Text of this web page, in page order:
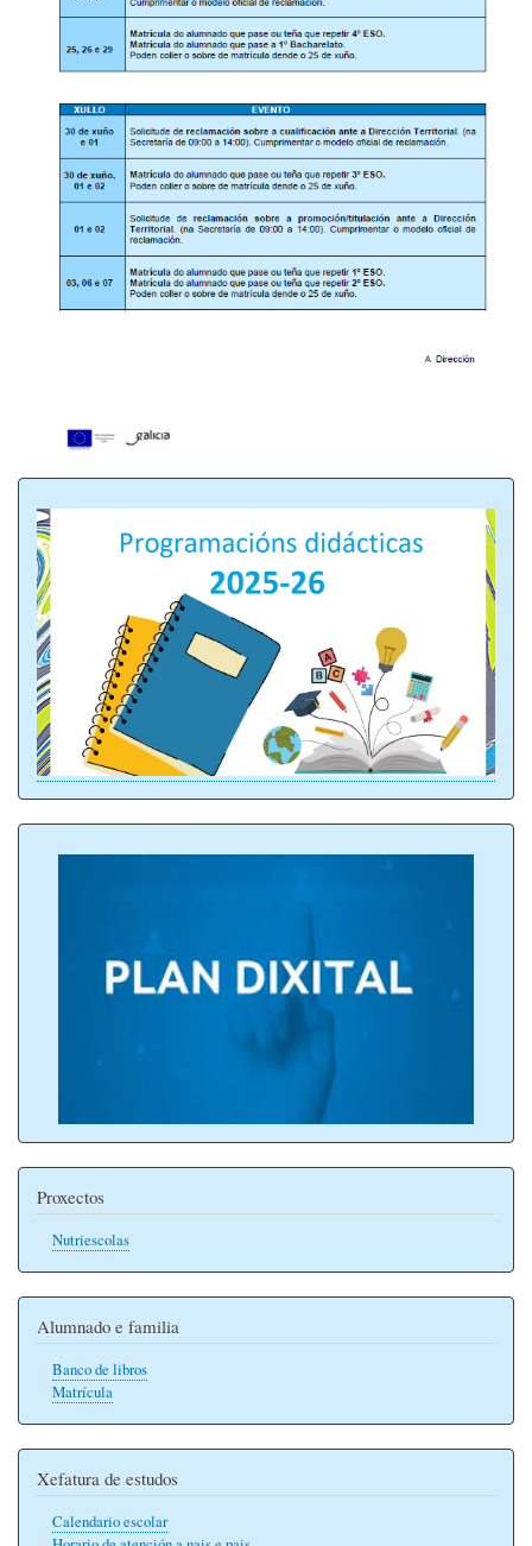
Proxectos
Nutriescolas
Alumnado e familia
Banco de libros
Matrícula
Xefatura de estudos
Calendario escolar